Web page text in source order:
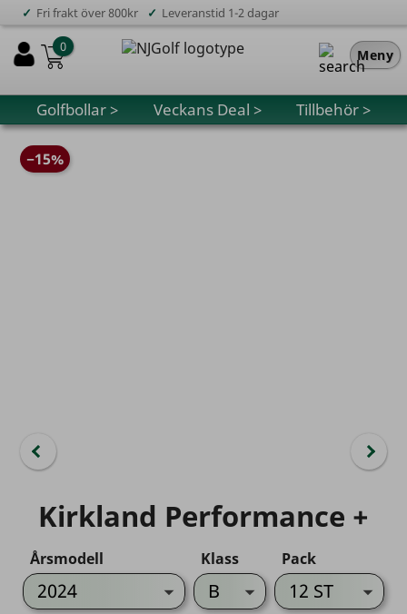
✓ Fri frakt över 800kr ✓ Leveranstid 1-2 dagar
Meny
0
Golfbollar > Veckans Deal > Tillbehör >
−15%
Kirkland Performance +
Årsmodell Klass Pack